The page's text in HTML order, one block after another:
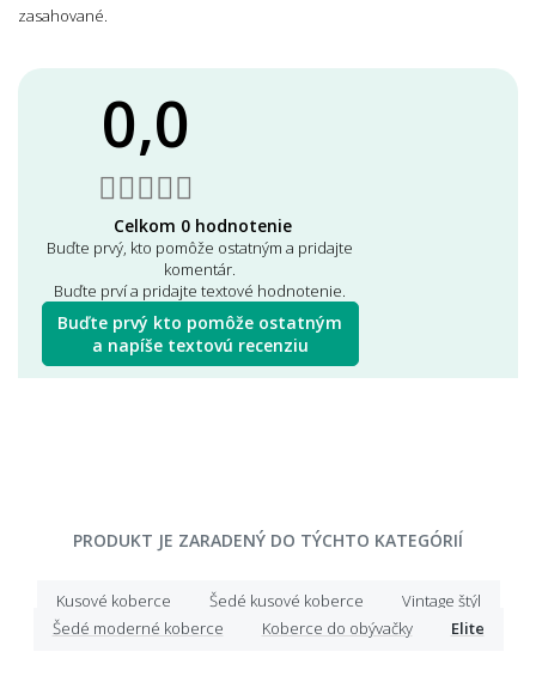
zasahované.
0,0
Celkom 0 hodnotenie
Buďte prvý, kto pomôže ostatným a pridajte
komentár.
Buďte prví a pridajte textové hodnotenie.
Buďte prvý kto pomôže ostatným
a napíše textovú recenziu
PRODUKT JE ZARADENÝ DO TÝCHTO KATEGÓRIÍ
Kusové koberce Šedé kusové koberce
Vintage štýl
Šedé moderné koberce
Koberce do obývačky Elite